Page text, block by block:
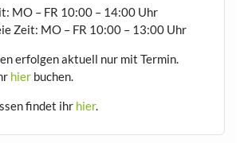
MO – FR 10:00 – 14:00 Uhr
Zeit: MO – FR 10:00 – 13:00 Uhr
erfolgen aktuell nur mit Termin.
hierbuchen.
findet ihr hier.